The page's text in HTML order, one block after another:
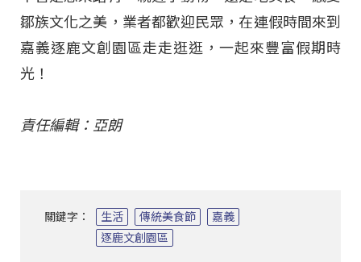
鄒族文化之美，業者都歡迎民眾，在連假時間來到
嘉義逐鹿文創園區走走逛逛，一起來豐富假期時
光！
責任編輯：亞朗
關鍵字： 生活 傳統美食節
嘉義
逐鹿文創園區